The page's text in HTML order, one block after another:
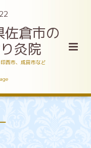
倉市の
灸院
西市、成田市など